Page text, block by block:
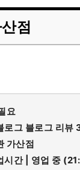
점
요
로그 블로그 리뷰
가산점
시간 | 영업 중